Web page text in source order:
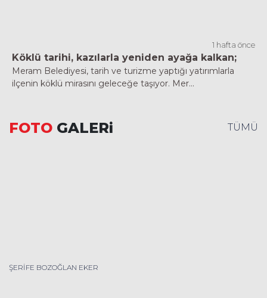
1 hafta önce
Köklü tarihi, kazılarla yeniden ayağa kalkan;
Meram Belediyesi, tarih ve turizme yaptığı yatırımlarla
ilçenin köklü mirasını geleceğe taşıyor. Mer...
FOTO GALERi TÜMÜ
ŞERİFE BOZOĞLAN EKER